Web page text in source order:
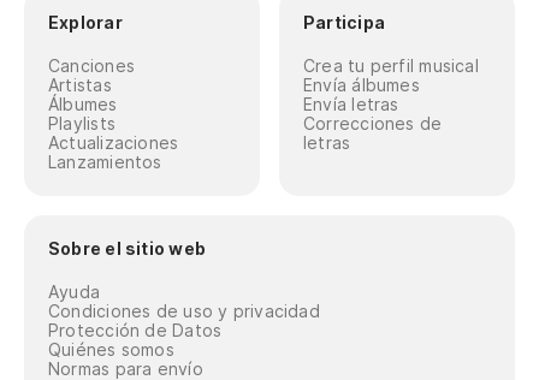
Explorar
Canciones
Artistas
Álbumes
Playlists
Actualizaciones
Lanzamientos
Participa
Crea tu perfil musical
Envía álbumes
Envía letras
Correcciones de
letras
Sobre el sitio web
Ayuda
Condiciones de uso y privacidad
Protección de Datos
Quiénes somos
Normas para envío